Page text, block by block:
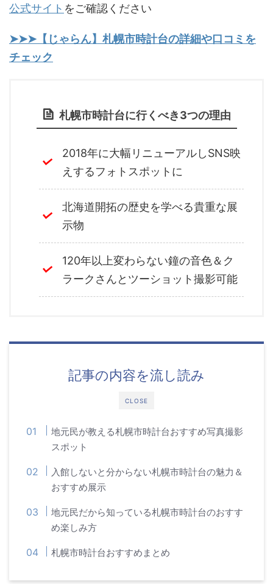
公式サイト をご確認ください
➤➤➤【じゃらん】札幌市時計台の詳細や口コミを
チェック
札幌市時計台に行くべき3つの理由
2018年に大幅リニューアルしSNS映
えするフォトスポットに
北海道開拓の歴史を学べる貴重な展
示物
120年以上変わらない鐘の音色＆ク
ラークさんとツーショット撮影可能
CLOSE
記事の内容を流し読み
地元民が教える札幌市時計台おすすめ写真撮影
スポット
入館しないと分からない札幌市時計台の魅力＆
おすすめ展示
地元民だから知っている札幌市時計台のおすす
め楽しみ方
札幌市時計台おすすめまとめ